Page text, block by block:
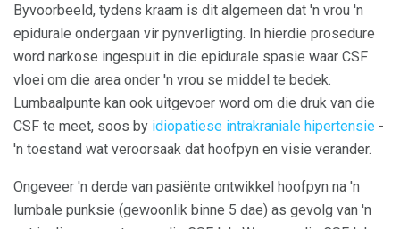
Byvoorbeeld, tydens kraam is dit algemeen dat 'n vrou 'n
epidurale ondergaan vir pynverligting. In hierdie prosedure
word narkose ingespuit in die epidurale spasie waar CSF
vloei om die area onder 'n vrou se middel te bedek.
Lumbaalpunte kan ook uitgevoer word om die druk van die
CSF te meet, soos by idiopatiese intrakraniale hipertensie -
'n toestand wat veroorsaak dat hoofpyn en visie verander.
Ongeveer 'n derde van pasiënte ontwikkel hoofpyn na 'n
lumbale punksie (gewoonlik binne 5 dae) as gevolg van 'n